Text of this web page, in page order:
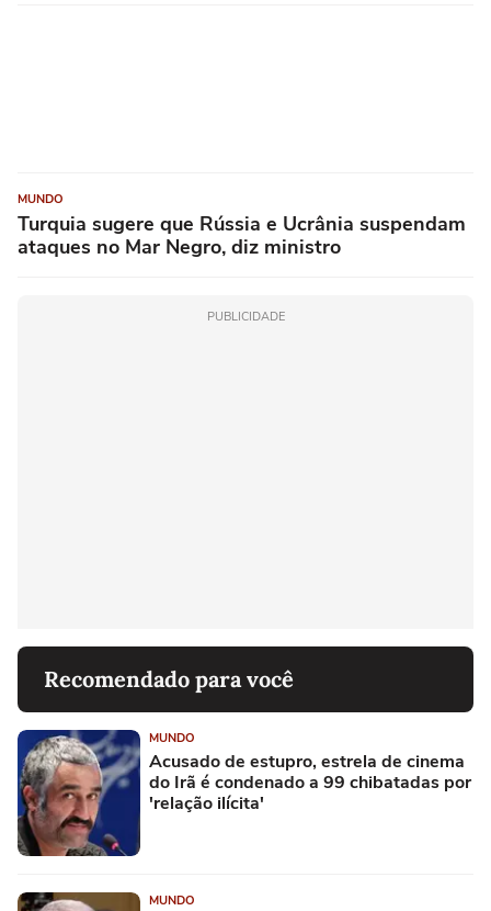
MUNDO
Turquia sugere que Rússia e Ucrânia suspendam
ataques no Mar Negro, diz ministro
PUBLICIDADE
Recomendado para você
MUNDO
Acusado de estupro, estrela de cinema
do Irã é condenado a 99 chibatadas por
'relação ilícita'
MUNDO